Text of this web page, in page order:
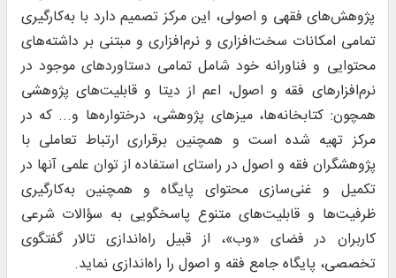
پژوهش‌های فقهی و اصولی، این مرکز تصمیم دارد با به‌کارگیری
تمامی امکانات سخت‌افزاری و نرم‌افزاری و مبتنی بر داشته‌های
محتوایی و فناورانه خود شامل تمامی دستاوردهای موجود در
نرم‌افزارهای فقه و اصول، اعم از دیتا و قابلیت‌های پژوهشی
همچون: کتابخانه‌ها، میزهای پژوهشی، درختواره‌ها و... که در
مرکز تهیه شده است و همچنین برقراری ارتباط تعاملی با
پژوهشگران فقه و اصول در راستای استفاده از توان علمی آنها در
تکمیل و غنی‌سازی محتوای پایگاه و همچنین به‌کارگیری
ظرفیت‌ها و قابلیت‌های متنوع پاسخگویی به سؤالات شرعی
کاربران در فضای «وب»، از قبیل راه‌اندازی تالار گفتگوی
تخصصی، پایگاه جامع فقه و اصول را راه‌اندازی نماید.